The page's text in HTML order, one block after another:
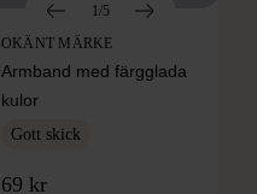
1/5
OKÄNT MÄRKE
Armband med färgglada
kulor
Gott skick
69 kr